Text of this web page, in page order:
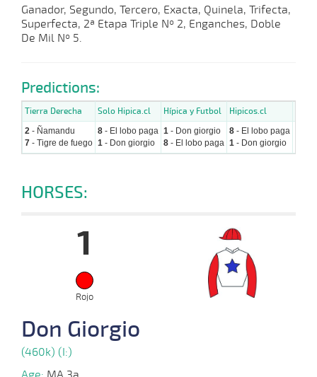
Ganador, Segundo, Tercero, Exacta, Quinela, Trifecta,
Superfecta, 2ª Etapa Triple Nº 2, Enganches, Doble
De Mil Nº 5.
Predictions:
Tierra Derecha Solo Hipica.cl Hípica y Futbol Hipicos.cl
2 - Ñamandu
7 - Tigre de fuego
8 - El lobo paga
1 - Don giorgio
1 - Don giorgio
8 - El lobo paga
8 - El lobo paga
1 - Don giorgio
HORSES:
1
Rojo
Don Giorgio
(460k) (I:)